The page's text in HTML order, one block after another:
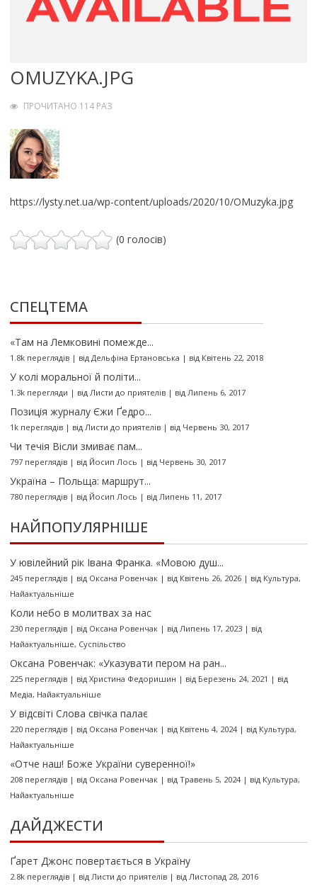
OMUZYKA.JPG
ПРОЧИТАНО 114 РАЗ
https://lysty.net.ua/wp-content/uploads/2020/10/OMuzyka.jpg
(0 голосів)
СПЕЦТЕМА
«Там на Лемковині помежде...
1.8k переглядів| від Дельфіна Ертановська | від Квітень 22, 2018
У колі моральної й політи...
1.3k перегляди | від Листи до приятелів| від Липень 6, 2017
Позиція журналу Єжи Ґедро...
1k переглядів| від Листи до приятелів| від Червень 30, 2017
Чи течія Вісли змиває пам...
797 переглядів| від Йосип Лось | від Червень 30, 2017
Україна – Польща: маршрут...
780 переглядів| від Йосип Лось | від Липень 11, 2017
НАЙПОПУЛЯРНІШЕ
У ювілейний рік Івана Франка. «Мовою душ...
245 переглядів| від Оксана Ровенчак| від Квітень 26, 2026| від Культура,
Найактуальніше
Коли небо в молитвах за нас
230 переглядів| від Оксана Ровенчак| від Липень 17, 2023| від
Найактуальніше, Суспільство
Оксана Ровенчак: «Указувати пером на ран...
225 переглядів| від Христина Федоришин | від Березень 24, 2021 | від
Медіа, Найактуальніше
У відсвіті Слова свічка палає
220 переглядів| від Оксана Ровенчак| від Квітень 4, 2024| від Культура,
Найактуальніше
«Отче наш! Боже України суверенної!»
208 переглядів| від Оксана Ровенчак| від Травень 5, 2024| від Культура,
Найактуальніше
ДАЙДЖЕСТИ
Ґарет Джонс повертається в Україну
2.8k переглядів| від Листи до приятелів| від Листопад 28, 2016